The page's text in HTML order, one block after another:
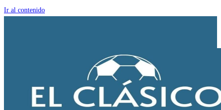
Ir al contenido